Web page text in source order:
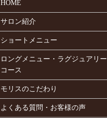
HOME
サロン紹介
ショートメニュー
ロングメニュー・ラグジュアリー
コース
モリスのこだわり
よくある質問・お客様の声